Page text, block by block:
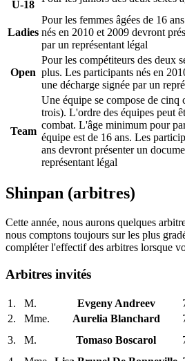
U-18
Ladies
Pour les femmes âgées de 16
nés en 2010 et 2009 devront
par un représentant légal
Open
Pour les compétiteurs des deux
plus. Les participants nés en
une décharge signée par un
Team
Une équipe se compose de cinq
trois). L'ordre des équipes peut
combat. L'âge minimum pour
équipe est de 16 ans. Les
ans devront présenter un
représentant légal
Shinpan (arbitres)
Cette année, nous aurons quelques
nous comptons toujours sur les plus
compléter l'effectif des arbitres lorsque
Arbitres invités
1. M. Evgeny Andreev
2.
Mme. Aurelia Blanchard
3.
M. Tomaso Boscarol